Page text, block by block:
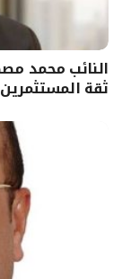
النائب محمد
ثقة